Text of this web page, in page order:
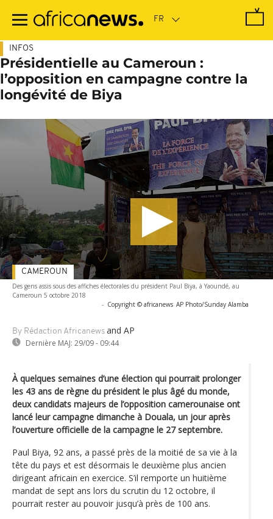
contenu
INFOS
Présidentielle au Cameroun :
l’opposition en campagne contre la
longévité de Biya
Des gens assis sous des affiches électorales du président Paul Biya, à Yaoundé, au
Cameroun 5 octobre 2018
- Copyright © africanews AP Photo/Sunday Alamba
By Rédaction Africanews and AP
Dernière MAJ: 29/09 - 09:44
CAMEROUN
À quelques semaines d’une élection qui pourrait prolonger
les 43 ans de règne du président le plus âgé du monde,
deux candidats majeurs de l’opposition camerounaise ont
lancé leur campagne dimanche à Douala, un jour après
l’ouverture officielle de la campagne le 27 septembre.
Paul Biya, 92 ans, a passé près de la moitié de sa vie à la
tête du pays et est désormais le deuxième plus ancien
dirigeant africain en exercice. S’il remporte un huitième
mandat de sept ans lors du scrutin du 12 octobre, il
pourrait rester au pouvoir jusqu’à près de 100 ans.